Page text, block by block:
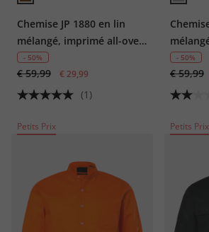
Chemise JP 1880 en lin
mélangé, imprimé all-over,
manches courtes et col
cubain - jusqu'au 8 XL
- 50%
€ 59,99 € 29,99
(1)
cubain,
- 50%
€ 59,99
Petits Prix Petits Prix